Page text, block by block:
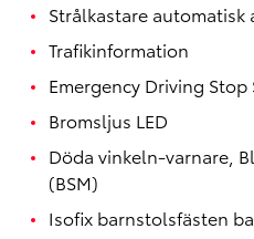
Strålkastare automatisk
Trafikinformation
Emergency Driving Stop
Bromsljus LED
Döda vinkeln-varnare,
(BSM)
Isofix barnstolsfästen